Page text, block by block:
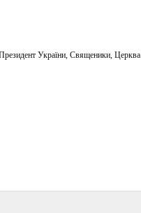
України,Священики,Церква